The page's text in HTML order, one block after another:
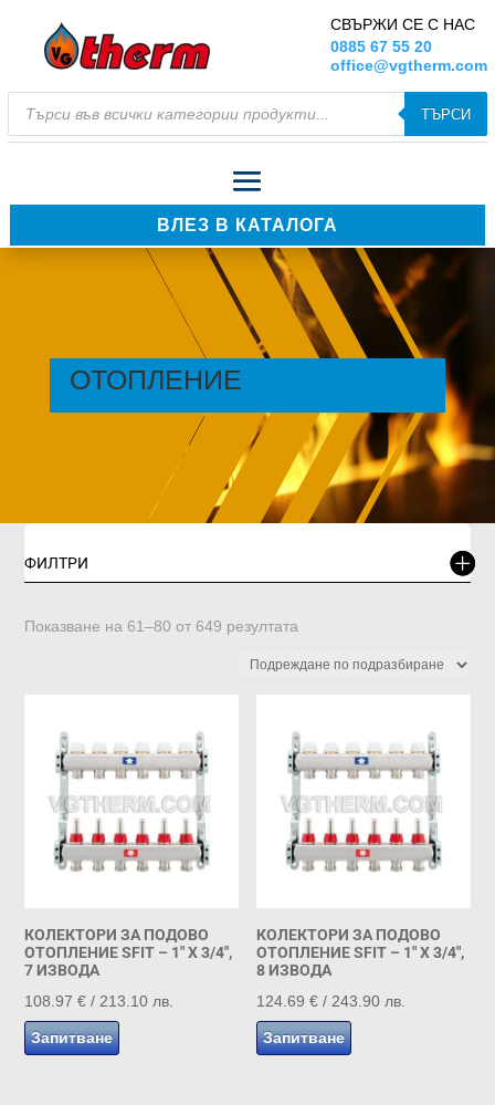
СВЪРЖИ СЕ С НАС
0885 67 55 20
office@vgtherm.com
Products
search
ТЪРСИ
ВЛЕЗ В КАТАЛОГА
ОТОПЛЕНИЕ
ФИЛТРИ
Показване на 61–80 от 649 резултата
КОЛЕКТОРИ ЗА ПОДОВО
ОТОПЛЕНИЕ SFIT – 1″ X 3/4″,
7 ИЗВОДА
108.97€ / 213.10 лв.
Запитване
КОЛЕКТОРИ ЗА ПОДОВО
ОТОПЛЕНИЕ SFIT – 1″ X 3/4″,
8 ИЗВОДА
124.69€ / 243.90 лв.
Запитване